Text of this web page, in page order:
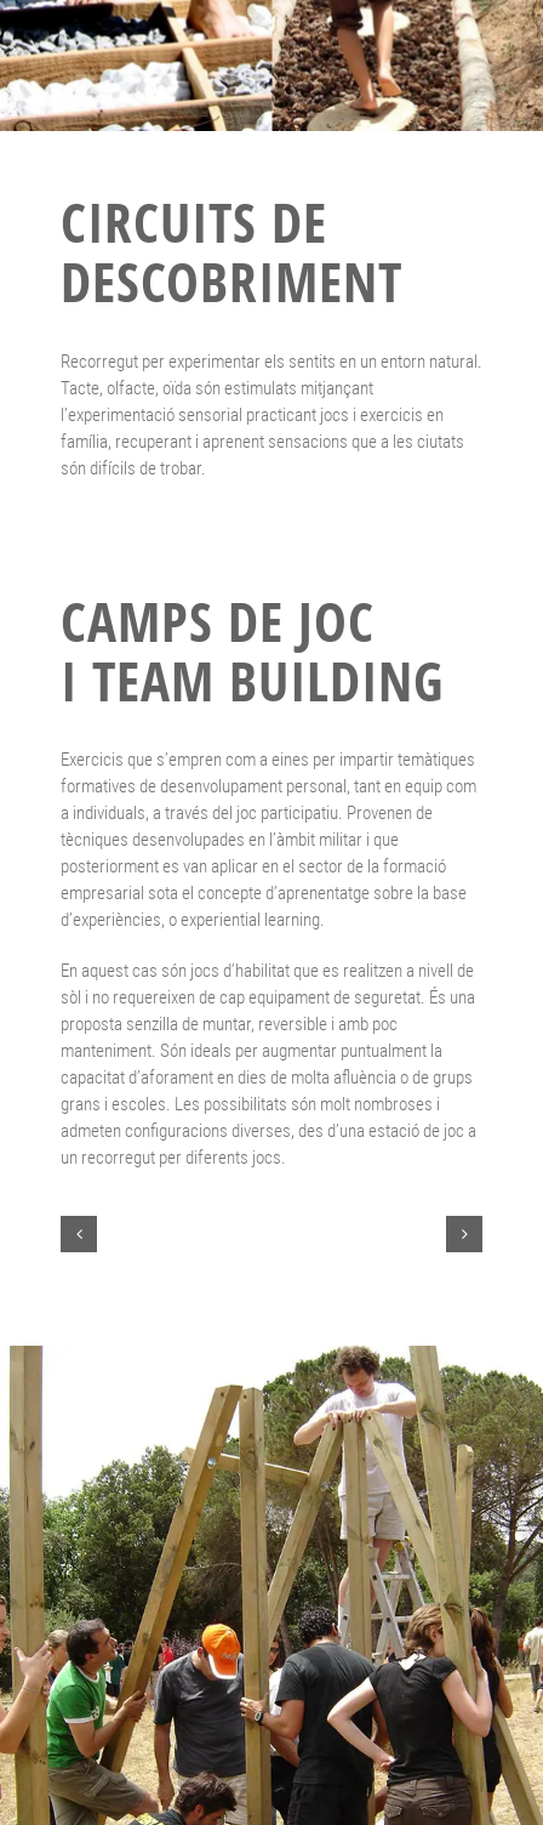
CIRCUITS DE
DESCOBRIMENT
Recorregut per experimentar els sentits en un entorn natural.
Tacte, olfacte, oïda són estimulats mitjançant
l’experimentació sensorial practicant jocs i exercicis en
família, recuperant i aprenent sensacions que a les ciutats
són difícils de trobar.
CAMPS DE JOC
I TEAM BUILDING
Exercicis que s’empren com a eines per impartir temàtiques
formatives de desenvolupament personal, tant en equip com
a individuals, a través del joc participatiu. Provenen de
tècniques desenvolupades en l’àmbit militar i que
posteriorment es van aplicar en el sector de la formació
empresarial sota el concepte d’aprenentatge sobre la base
d’experiències, o experiential learning.
En aquest cas són jocs d’habilitat que es realitzen a nivell de
sòl i no requereixen de cap equipament de seguretat. És una
proposta senzilla de muntar, reversible i amb poc
manteniment. Són ideals per augmentar puntualment la
capacitat d’aforament en dies de molta afluència o de grups
grans i escoles. Les possibilitats són molt nombroses i
admeten configuracions diverses, des d’una estació de joc a
un recorregut per diferents jocs.